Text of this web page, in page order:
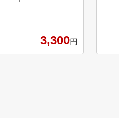
ノウハウがあります。
全員が公益社団法人日本
フ協会（PGA）のティ
3,300円